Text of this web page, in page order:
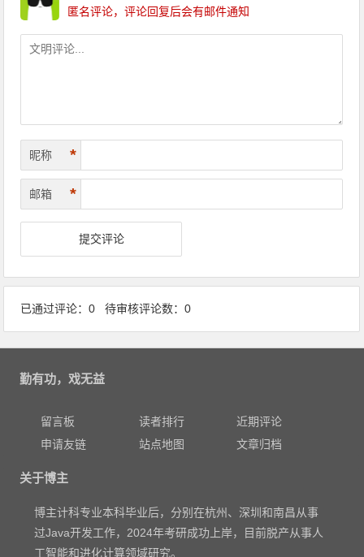
匿名评论，评论回复后会有邮件通知
昵称 *
邮箱 *
已通过评论：0 待审核评论数：0
勤有功，戏无益
留言板 读者排行
近期评论
申请友链
站点地图 文章归档
关于博主
博主计科专业本科毕业后，分别在杭州、深圳和南昌从事
过Java开发工作，2024年考研成功上岸，目前脱产从事人
工智能和进化计算领域研究。